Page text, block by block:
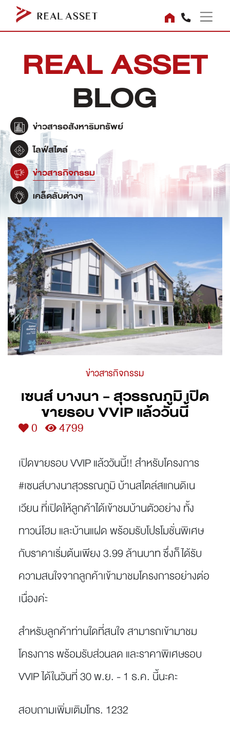
REAL ASSET
BLOG
ข่าวสารอสังหาริมทรัพย์
ไลฟ์สไตล์
ข่าวสารกิจกรรม
เคล็ดลับต่างๆ
ข่าวสารกิจกรรม
เซนส์ บางนา - สุวรรณภูมิ เปิด
ขายรอบ VVIP แล้ววันนี้
0 4799
เปิดขายรอบ VVIP แล้ววันนี้!! สำหรับโครงการ
#เซนส์บางนาสุวรรณภูมิ บ้านสไตล์สแกนดิเน
เวียน ที่เปิดให้ลูกค้าได้เข้าชมบ้านตัวอย่าง ทั้ง
ทาวน์โฮม และบ้านแฝด พร้อมรับโปรโมชั่นพิเศษ
กับราคาเริ่มต้นเพียง 3.99 ล้านบาท ซึ่งก็ได้รับ
ความสนใจจากลูกค้าเข้ามาชมโครงการอย่างต่อ
เนื่องค่ะ
สำหรับลูกค้าท่านใดที่สนใจ สามารถเข้ามาชม
โครงการ พร้อมรับส่วนลด และราคาพิเศษรอบ
VVIP ได้ในวันที่ 30 พ.ย. - 1 ธ.ค. นี้นะคะ
สอบถามเพิ่มเติมโทร. 1232